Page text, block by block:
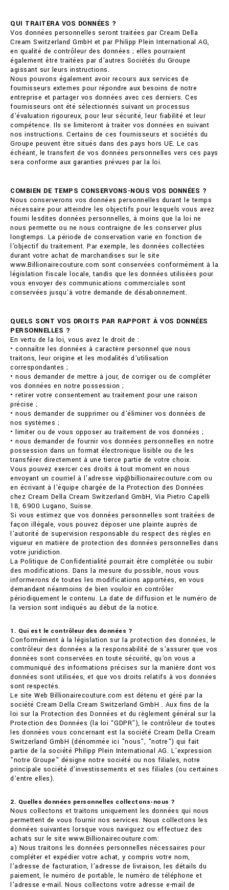
QUI TRAITERA VOS DONNÉES ?
Vos données personnelles seront traitées par Cream Della
Cream Switzerland GmbH et par Philipp Plein International AG,
en qualité de contrôleur des données ; elles pourraient
également être traitées par d'autres Sociétés du Groupe
agissant sur leurs instructions.
Nous pouvons également avoir recours aux services de
fournisseurs externes pour répondre aux besoins de notre
entreprise et partager vos données avec ces derniers. Ces
fournisseurs ont été sélectionnés suivant un processus
d'évaluation rigoureux, pour leur sécurité, leur fiabilité et leur
compétence. Ils se limiteront à traiter vos données en suivant
nos instructions. Certains de ces fournisseurs et sociétés du
Groupe peuvent être situés dans des pays hors UE. Le cas
échéant, le transfert de vos données personnelles vers ces pays
sera conforme aux garanties prévues par la loi.
COMBIEN DE TEMPS CONSERVONS-NOUS VOS DONNÉES ?
Nous conserverons vos données personnelles durant le temps
nécessaire pour atteindre les objectifs pour lesquels vous avez
fourni lesdites données personnelles, à moins que la loi ne
nous permette ou ne nous contraigne de les conserver plus
longtemps. La période de conservation varie en fonction de
l'objectif du traitement. Par exemple, les données collectées
durant votre achat de marchandises sur le site
www.Billionairecouture.com sont conservées conformément à la
législation fiscale locale, tandis que les données utilisées pour
vous envoyer des communications commerciales sont
conservées jusqu'à votre demande de désabonnement.
QUELS SONT VOS DROITS PAR RAPPORT À VOS DONNÉES
PERSONNELLES ?
En vertu de la loi, vous avez le droit de :
• connaître les données à caractère personnel que nous
traitons, leur origine et les modalités d'utilisation
correspondantes ;
• nous demander de mettre à jour, de corriger ou de compléter
vos données en notre possession ;
• retirer votre consentement au traitement pour une raison
précise ;
• nous demander de supprimer ou d'éliminer vos données de
nos systèmes ;
• limiter ou de vous opposer au traitement de vos données ;
• nous demander de fournir vos données personnelles en notre
possession dans un format électronique lisible ou de les
transférer directement à une tierce partie de votre choix.
Vous pouvez exercer ces droits à tout moment en nous
envoyant un courriel à l'adresse vip@billionairecouture.com ou
en écrivant à l'équipe chargée de la Protection des Données
chez Cream Della Cream Switzerland GmbH, Via Pietro Capelli
18, 6900 Lugano, Suisse.
Si vous estimez que vos données personnelles sont traitées de
façon illégale, vous pouvez déposer une plainte auprès de
l'autorité de supervision responsable du respect des règles en
vigueur en matière de protection des données personnelles dans
votre juridiction.
La Politique de Confidentialité pourrait être complétée ou subir
des modifications. Dans la mesure du possible, nous vous
informerons de toutes les modifications apportées, en vous
demandant néanmoins de bien vouloir en contrôler
périodiquement le contenu. La date de diffusion et le numéro de
la version sont indiqués au début de la notice.
1. Qui est le contrôleur des données ?
Conformément à la législation sur la protection des données, le
contrôleur des données a la responsabilité de s'assurer que vos
données sont conservées en toute sécurité, qu'on vous a
communiqué des informations précises sur la manière dont vos
données sont utilisées, et que vos droits relatifs à vos données
sont respectés.
Le site Web Billionairecouture.com est détenu et géré par la
société Cream Della Cream Switzerland GmbH . Aux fins de la
loi sur la Protection des Données et du règlement général sur la
Protection des Données (la loi “GDPR”), le contrôleur de toutes
les données vous concernant est la société Cream Della Cream
Switzerland GmbH (dénommée ici "nous", "notre") qui fait
partie de la société Philipp Plein International AG. L'expression
"notre Groupe" désigne notre société ou nos filiales, notre
principale société d'investissements et ses filiales (ou certaines
d'entre elles).
2. Quelles données personnelles collectons-nous ?
Nous collectons et traitons uniquement les données qui nous
permettent de vous fournir nos services. Nous collectons les
données suivantes lorsque vous naviguez ou effectuez des
achats sur le site www.Billionairecouture.com:
a) Nous traitons les données personnelles nécessaires pour
compléter et expédier votre achat, y compris votre nom,
l'adresse de facturation, l'adresse de livraison, les détails du
paiement, le numéro de portable, le numéro de téléphone et
l'adresse e-mail. Nous collectons votre adresse e-mail de